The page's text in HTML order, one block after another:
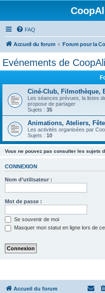
FAQ
Accueil du forum
Evénements de CoopAli
Ciné-Club, Filmothèque,
Les séances prévues, la listes
propose de partager
Sujets : 35
Animations, Ateliers,
Les activités organisées par
Sujets : 10
Vous ne pouvez pas consulter les sujets
CONNEXION
Nom d’utilisateur :
Mot de passe :
Se souvenir de moi
Masquer mon statut en ligne lors de
Accueil du forum